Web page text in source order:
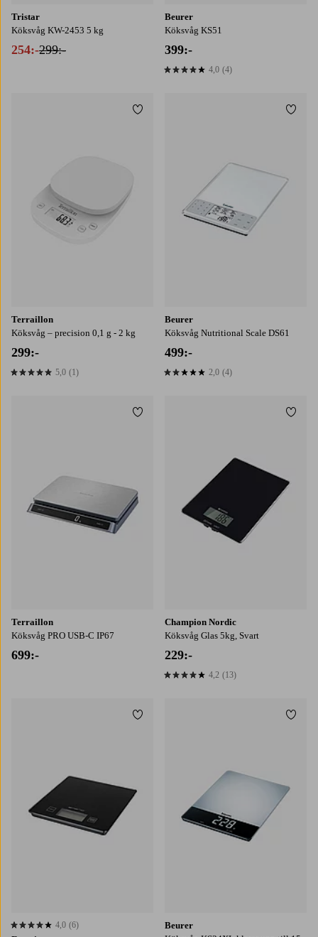
Tristar
Köksvåg KW-2453 5 kg
254:-299:-
Beurer
Köksvåg KS51
399:-
4,0 baserat på 4 st betyg
4,0 (4)
Terraillon
Köksvåg – precision 0,1 g - 2 kg
299:-
5,0 baserat på 1 st betyg
5,0 (1)
Lägg till i favoriter
Beurer
Köksvåg Nutritional Scale DS61
499:-
2,0 baserat på 4 st betyg
2,0 (4)
Terraillon
Köksvåg PRO USB-C IP67
699:-
Lägg till i favoriter
Champion Nordic
Köksvåg Glas 5kg, Svart
229:-
4,2 baserat på 13 st betyg
4,2 (13)
4,0 baserat på 6 st betyg
4,0 (6)
Lägg till i favoriter
Beurer